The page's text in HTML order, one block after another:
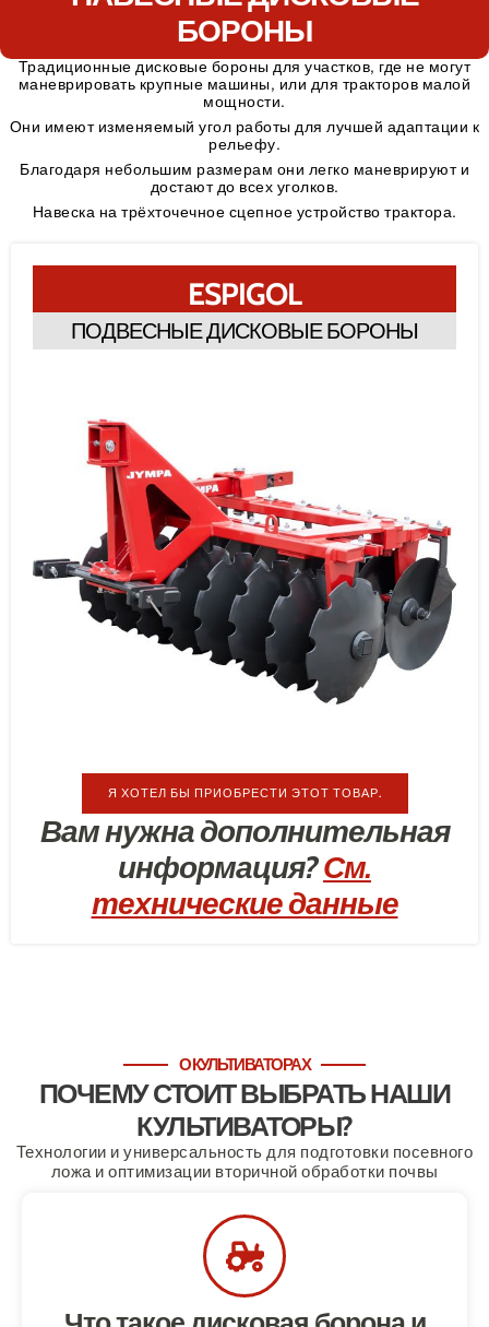
БОРОНЫ
Традиционные дисковые бороны для участков, где не могут
маневрировать крупные машины, или для тракторов малой
мощности.
Они имеют изменяемый угол работы для лучшей адаптации к
рельефу.
Благодаря небольшим размерам они легко маневрируют и
достают до всех уголков.
Навеска на трёхточечное сцепное устройство трактора.
ESPIGOL
ПОДВЕСНЫЕ ДИСКОВЫЕ БОРОНЫ
Я ХОТЕЛ БЫ ПРИОБРЕСТИ ЭТОТ ТОВАР.
Вам нужна дополнительная
информация?См.
технические данные
О КУЛЬТИВАТОРАХ
ПОЧЕМУ СТОИТ ВЫБРАТЬ НАШИ
КУЛЬТИВАТОРЫ?
Технологии и универсальность для подготовки посевного
ложа и оптимизации вторичной обработки почвы